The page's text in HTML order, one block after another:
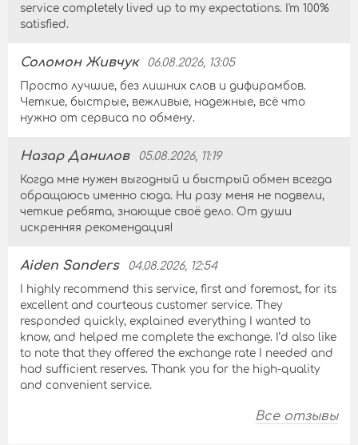
service completely lived up to my expectations. I'm 100%
satisfied.
Соломон Живчук 06.08.2026, 13:05
Просто лучшие, без лишних слов и дифирамбов.
Четкие, быстрые, вежливые, надежные, всё что
нужно от сервиса по обмену.
Назар Данилов 05.08.2026, 11:19
Когда мне нужен выгодный и быстрый обмен всегда
обращаюсь именно сюда. Ни разу меня не подвели,
четкие ребята, знающие своё дело. От души
искренняя рекомендация!
Aiden Sanders 04.08.2026, 12:54
I highly recommend this service, first and foremost, for its
excellent and courteous customer service. They
responded quickly, explained everything I wanted to
know, and helped me complete the exchange. I’d also like
to note that they offered the exchange rate I needed and
had sufficient reserves. Thank you for the high-quality
and convenient service.
Все отзывы